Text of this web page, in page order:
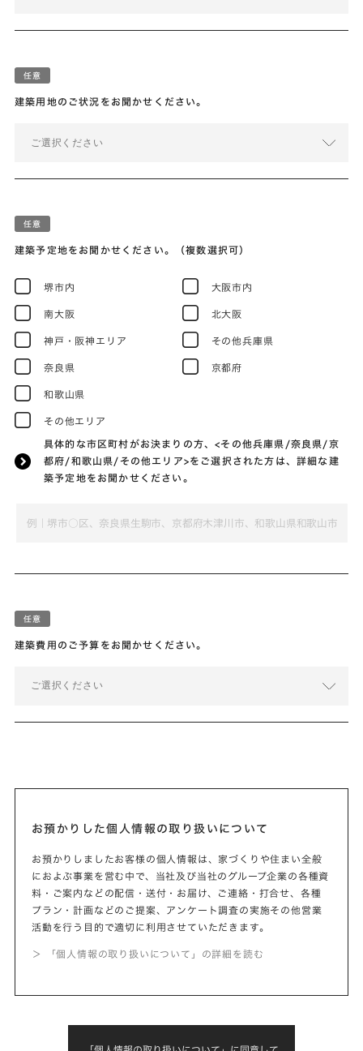
建築用地のご状況をお聞かせください。
ご選択ください
建築予定地をお聞かせください。（複数選択可）
堺市内 大阪市内
南大阪 北大阪
神戸・阪神エリア その他兵庫県
奈良県 京都府
和歌山県
その他エリア
具体的な市区町村がお決まりの方、<その他兵庫県/奈良県/京
都府/和歌山県/その他エリア>をご選択された方は、詳細な建
築予定地をお聞かせください。
建築費用のご予算をお聞かせください。
ご選択ください
お預かりした個人情報の取り扱いについて
お預かりしましたお客様の個人情報は、家づくりや住まい全般
におよぶ事業を営む中で、当社及び当社のグループ企業の各種資
料・ご案内などの配信・送付・お届け、ご連絡・打合せ、各種
プラン・計画などのご提案、アンケート調査の実施その他営業
活動を行う目的で適切に利用させていただきます。
＞ 「個人情報の取り扱いについて」の詳細を読む